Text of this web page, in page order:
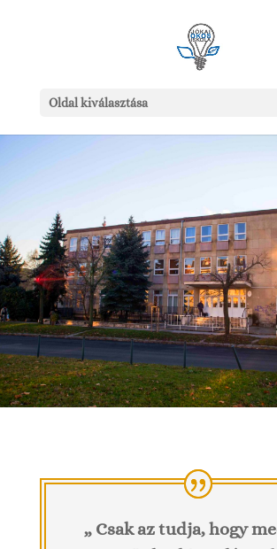
Oldal kiválasztása
„ Csak az tudja, hogy